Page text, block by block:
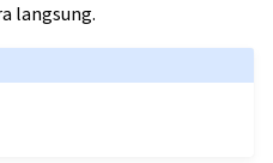
langsung.